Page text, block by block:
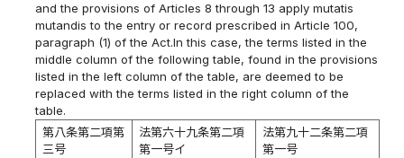
and the provisions of Articles 8 through 13 apply mutatis
mutandis to the entry or record prescribed in Article 100,
paragraph (1) of the Act.In this case, the terms listed in the
middle column of the following table, found in the provisions
listed in the left column of the table, are deemed to be
replaced with the terms listed in the right column of the
table.
第八条第二項第
三号
法第六十九条第二項
第一号イ
法第九十二条第二項
第一号